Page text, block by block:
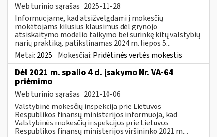
Web turinio sąrašas 2025-11-28
Informuojame, kad atsižvelgdami į mokesčių
mokėtojams kilusius klausimus dėl grynojo
atsiskaitymo modelio taikymo bei surinkę kitų valstybių
narių praktiką, patikslinamas 2024 m. liepos 5...
Metai: 2025 Mokesčiai: Pridėtinės vertės mokestis
Dėl 2021 m. spalio 4 d. įsakymo Nr. VA-64
priėmimo
Web turinio sąrašas 2021-10-06
Valstybinė mokesčių inspekcija prie Lietuvos
Respublikos finansų ministerijos informuoja, kad
Valstybinės mokesčių inspekcijos prie Lietuvos
Respublikos finansų ministerijos viršininko 2021 m....